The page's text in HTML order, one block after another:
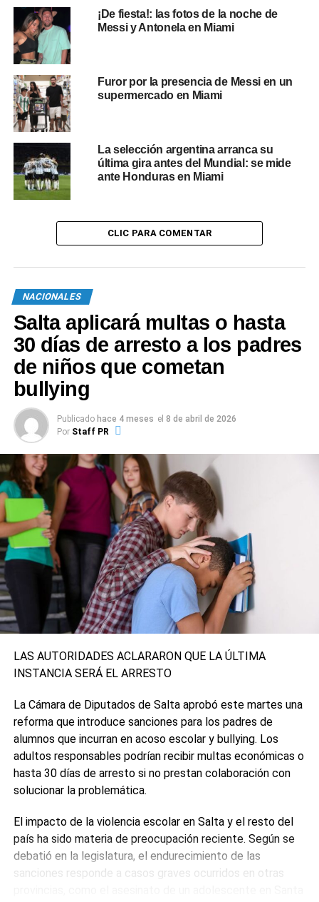
El edificio siniestrado forma parte de un sofisticado
complejo conocido como Champlain Towers que ha sido
construido en el año 1981 y está emplazado en la zona de
Surfside en North Miami, al sur del Estado de la Florida.
0 0
TEMAS RELACIONADOS:
SIGUIENTE
Impactante relato de Nico Vázquez sobre el
¡De fiesta!: las fotos de la noche de
Messi y Antonela en Miami
Furor por la presencia de Messi en un
supermercado en Miami
La selección argentina arranca su
última gira antes del Mundial: se mide
ante Honduras en Miami
CLIC PARA COMENTAR
NACIONALES
Salta aplicará multas o hasta
30 días de arresto a los padres
de niños que cometan
bullying
Publicado hace 4 meses el 8 de abril de 2026
Por Staff PR
LAS AUTORIDADES ACLARARON QUE LA ÚLTIMA
INSTANCIA SERÁ EL ARRESTO
La Cámara de Diputados de Salta aprobó este martes una
reforma que introduce sanciones para los padres de
alumnos que incurran en acoso escolar y bullying. Los
adultos responsables podrían recibir multas económicas o
hasta 30 días de arresto si no prestan colaboración con
solucionar la problemática.
El impacto de la violencia escolar en Salta y el resto del
país ha sido materia de preocupación reciente. Según se
debatió en la legislatura, el endurecimiento de las
sanciones responde a casos graves ocurridos en otras